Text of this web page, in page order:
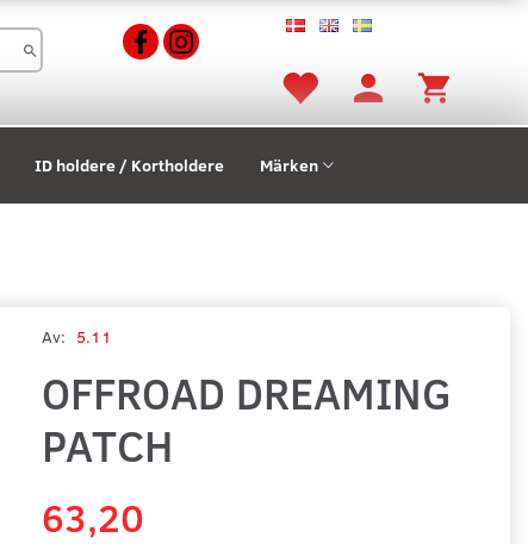
ID holdere / Kortholdere Märken
Av: 5.11
OFFROAD DREAMING
PATCH
63,20